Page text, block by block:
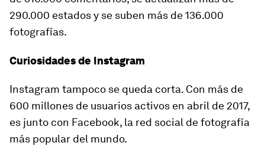
290.000 estados y se suben más de 136.000
fotografías.
Curiosidades de Instagram
Instagram tampoco se queda corta. Con más de
600 millones de usuarios activos en abril de 2017,
es junto con Facebook, la red social de fotografía
más popular del mundo.